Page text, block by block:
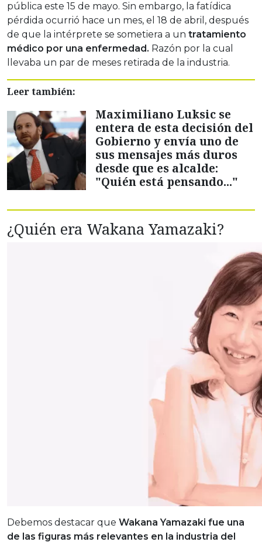
pública este 15 de mayo. Sin embargo, la fatídica
pérdida ocurrió hace un mes, el 18 de abril, después
de que la intérprete se sometiera a un tratamiento
médico por una enfermedad. Razón por la cual
llevaba un par de meses retirada de la industria.
Leer también:
Maximiliano Luksic se
entera de esta decisión del
Gobierno y envía uno de
sus mensajes más duros
desde que es alcalde:
"Quién está pensando..."
¿Quién era Wakana Yamazaki?
Debemos destacar que Wakana Yamazaki fue una
de las figuras más relevantes en la industria del